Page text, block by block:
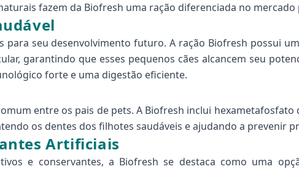
fazem da Biofresh uma ração diferenciada no mercado
seu desenvolvimento futuro. A ração Biofresh possui
garantindo que esses pequenos cães alcancem seu
forte e uma digestão eficiente.
entre os pais de pets. A Biofresh inclui
os dentes dos filhotes saudáveis e ajudando a prevenir
Artificiais
e conservantes, a Biofresh se destaca como uma